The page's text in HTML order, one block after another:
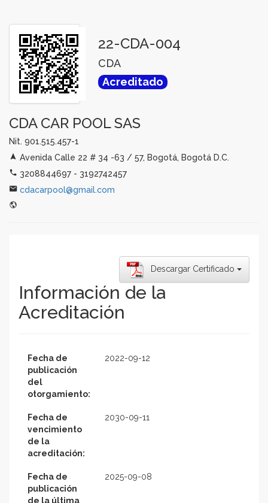
22-CDA-004
CDA
Acreditado
CDA CAR POOL SAS
Nit. 901.515.457-1
Avenida Calle 22 # 34 -63 / 57, Bogotá, Bogotá D.C.
3208844697 - 3192742457
cdacarpool@gmail.com
Descargar Certificado
Información de la
Acreditación
Fecha de
publicación
del
otorgamiento:
2022-09-12
Fecha de
vencimiento
de la
acreditación:
2030-09-11
Fecha de
publicación
de la última
2025-09-08